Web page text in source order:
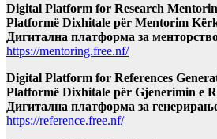
Digital Platform for Research
Platformë Dixhitale për Mentorim
Дигитална платформа за
https://mentoring.free.nf/
Digital Platform for References
Platformë Dixhitale për Gjenerimin e
Дигитална платформа за
https://reference.free.nf/